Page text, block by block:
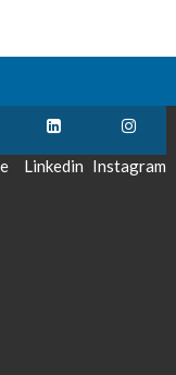
Linkedin Instagram